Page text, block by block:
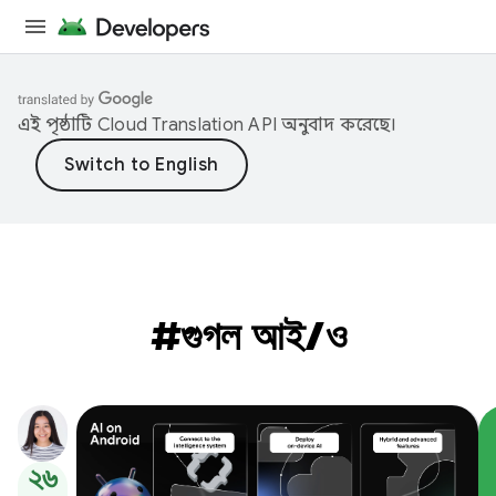
এই পৃষ্ঠাটি Cloud Translation API অনুবাদ করেছে।
#গুগল আই/ও
২৬